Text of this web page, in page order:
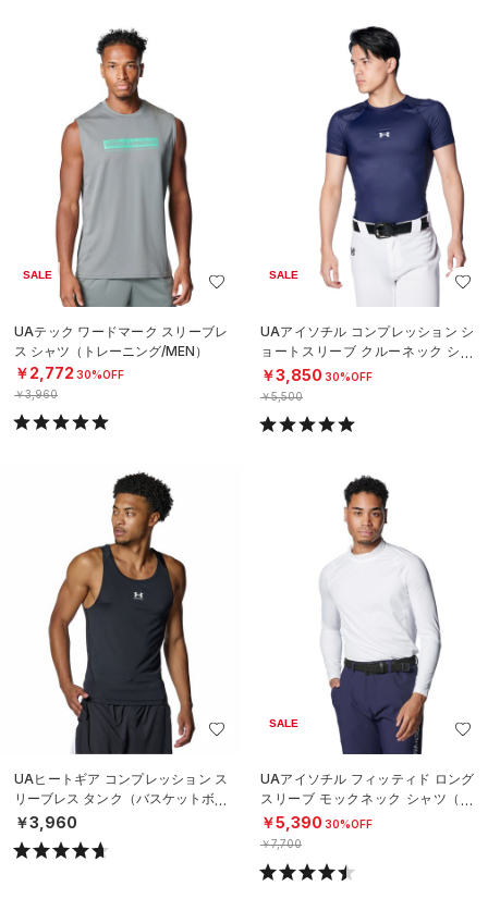
SALE
UAテック ワードマーク スリーブレ
ス シャツ（トレーニング/MEN）
￥2,772 30%OFF
￥3,960
SALE
UAアイソチル コンプレッション シ
ョートスリーブ クルーネック シャ
ツ（ベースボール/MEN）
￥3,850 30%OFF
￥5,500
UAヒートギア コンプレッション ス
リーブレス タンク（バスケットボー
ル/MEN）
￥3,960
SALE
UAアイソチル フィッティド ロング
スリーブ モックネック シャツ（ゴ
ルフ/MEN）
￥5,390 30%OFF
￥7,700